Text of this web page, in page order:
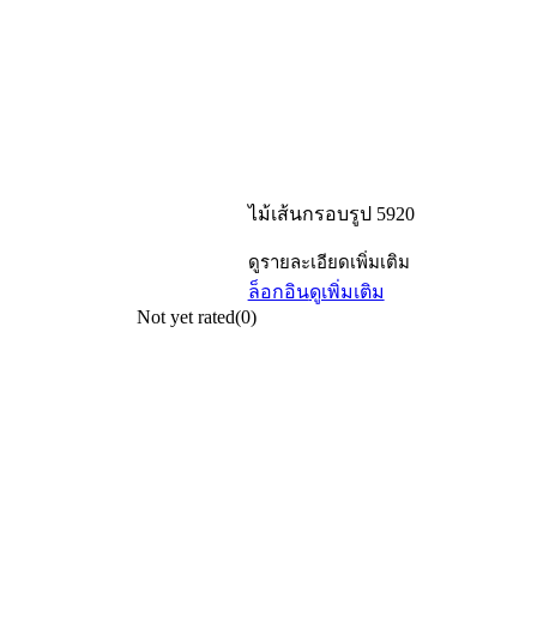
ไม้เส้นกรอบรูป 5920
ดูรายละเอียดเพิ่มเติม
ล็อกอินดูเพิ่มเติม
Not yet rated(0)